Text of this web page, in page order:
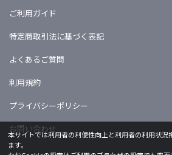
ご利用ガイド
特定商取引法に基づく表記
よくあるご質問
利用規約
プライバシーポリシー
お問い合わせ
本サイトでは利用者の利便性向上と利用者の利用状
ます。